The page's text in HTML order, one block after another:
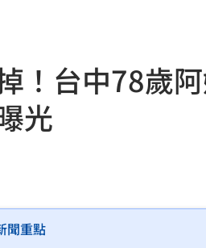
萬現金消失 鬆口驚人內幕
被迫請假1hr 律師：已觸法
會發陸警」？氣象署最新說明
禍！騎士慘勾摔車「臉掛彩」
驚見中國國徽 林楚茵轟這句
南維:靠近選舉怎麼講都失焦
！台中78歲
光
聞重點